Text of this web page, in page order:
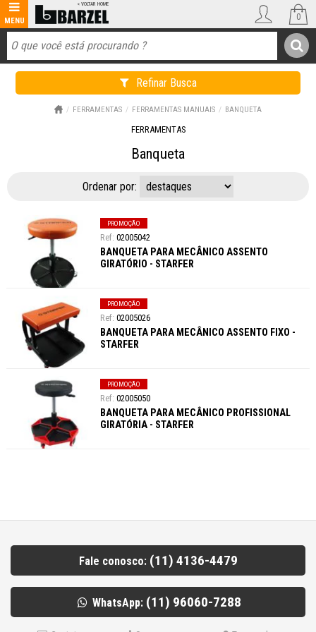
Refinar Busca
0
FERRAMENTAS FERRAMENTAS MANUAIS BANQUETA
FERRAMENTAS
Banqueta
Ordenar por:
PROMOÇÃO
02005042
BANQUETA PARA MECÂNICO ASSENTO
GIRATÓRIO - STARFER
PROMOÇÃO
02005026
BANQUETA PARA MECÂNICO ASSENTO FIXO -
STARFER
PROMOÇÃO
02005050
BANQUETA PARA MECÂNICO PROFISSIONAL
GIRATÓRIA - STARFER
Fale conosco: (11) 4136-4479
WhatsApp: (11) 96060-7288